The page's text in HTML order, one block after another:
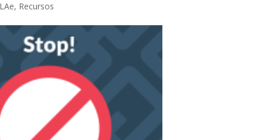
, Recursos